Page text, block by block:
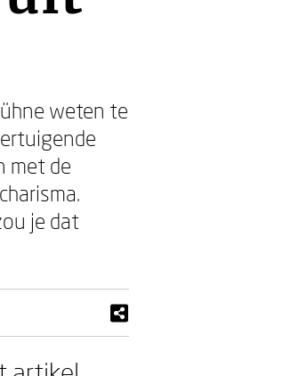
weten te
met de
je dat